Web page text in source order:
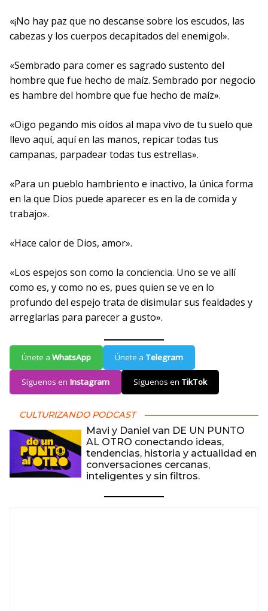
«¡No hay paz que no descanse sobre los escudos, las
cabezas y los cuerpos decapitados del enemigo!».
«Sembrado para comer es sagrado sustento del
hombre que fue hecho de maíz. Sembrado por negocio
es hambre del hombre que fue hecho de maíz».
«Oigo pegando mis oídos al mapa vivo de tu suelo que
llevo aquí, aquí en las manos, repicar todas tus
campanas, parpadear todas tus estrellas».
«Para un pueblo hambriento e inactivo, la única forma
en la que Dios puede aparecer es en la de comida y
trabajo».
«Hace calor de Dios, amor».
«Los espejos son como la conciencia. Uno se ve allí
como es, y como no es, pues quien se ve en lo
profundo del espejo trata de disimular sus fealdades y
arreglarlas para parecer a gusto».
Únete a WhatsApp Únete a Telegram
Síguenos en Instagram Síguenos en TikTok
CULTURIZANDO PODCAST
Mavi y Daniel van DE UN PUNTO
AL OTRO conectando ideas,
tendencias, historia y actualidad en
conversaciones cercanas,
inteligentes y sin filtros.